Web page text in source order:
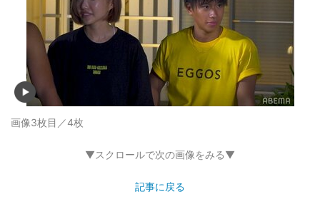
画像3枚目／4枚
▼スクロールで次の画像をみる▼
記事に戻る